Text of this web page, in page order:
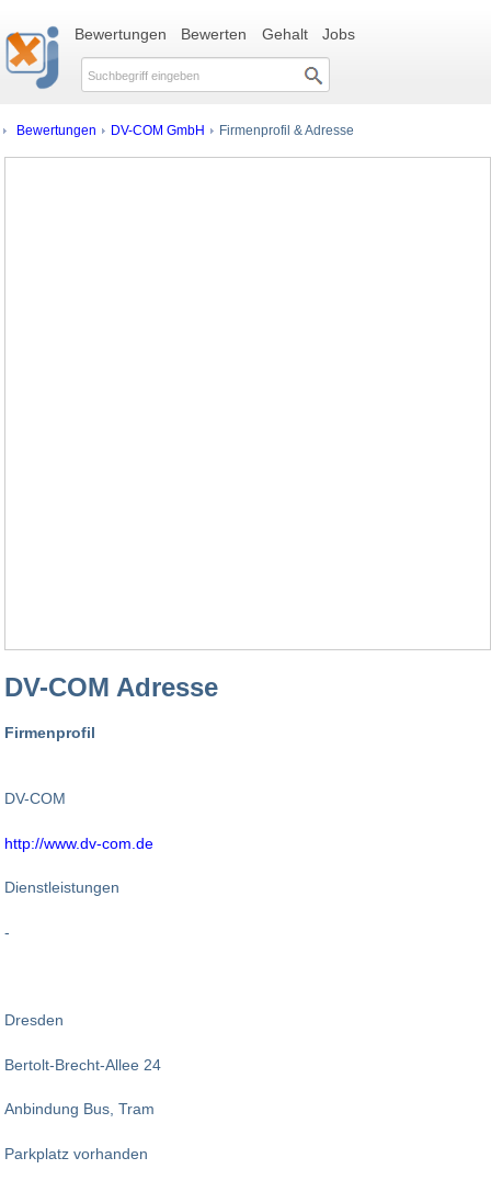
Bewertungen Bewerten Gehalt Jobs
Bewertungen DV-COM GmbH Firmenprofil & Adresse
DV-COM Adresse
Firmenprofil
DV-COM
http://www.dv-com.de
Dienstleistungen
-
Dresden
Bertolt-Brecht-Allee 24
Anbindung Bus, Tram
Parkplatz vorhanden